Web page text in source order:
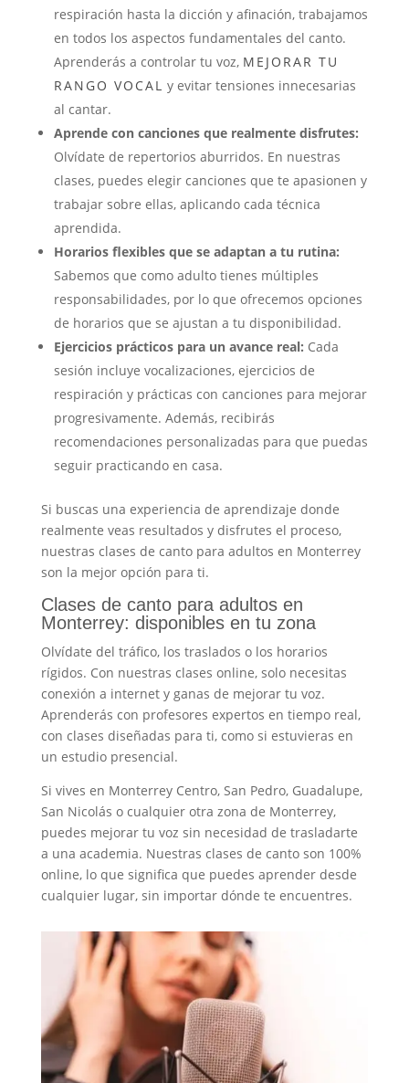
respiración hasta la dicción y afinación, trabajamos
en todos los aspectos fundamentales del canto.
Aprenderás a controlar tu voz, MEJORAR TU
RANGO VOCAL y evitar tensiones innecesarias
al cantar.
Aprende con canciones que realmente disfrutes:
Olvídate de repertorios aburridos. En nuestras
clases, puedes elegir canciones que te apasionen y
trabajar sobre ellas, aplicando cada técnica
aprendida.
Horarios flexibles que se adaptan a tu rutina:
Sabemos que como adulto tienes múltiples
responsabilidades, por lo que ofrecemos opciones
de horarios que se ajustan a tu disponibilidad.
Ejercicios prácticos para un avance real: Cada
sesión incluye vocalizaciones, ejercicios de
respiración y prácticas con canciones para mejorar
progresivamente. Además, recibirás
recomendaciones personalizadas para que puedas
seguir practicando en casa.
Si buscas una experiencia de aprendizaje donde
realmente veas resultados y disfrutes el proceso,
nuestras clases de canto para adultos en Monterrey
son la mejor opción para ti.
Clases de canto para adultos en
Monterrey: disponibles en tu zona
Olvídate del tráfico, los traslados o los horarios
rígidos. Con nuestras clases online, solo necesitas
conexión a internet y ganas de mejorar tu voz.
Aprenderás con profesores expertos en tiempo real,
con clases diseñadas para ti, como si estuvieras en
un estudio presencial.
Si vives en Monterrey Centro, San Pedro, Guadalupe,
San Nicolás o cualquier otra zona de Monterrey,
puedes mejorar tu voz sin necesidad de trasladarte
a una academia. Nuestras clases de canto son 100%
online, lo que significa que puedes aprender desde
cualquier lugar, sin importar dónde te encuentres.